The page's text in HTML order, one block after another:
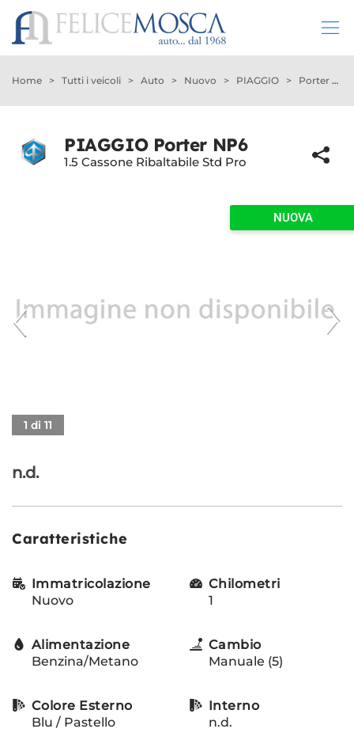
HOME
ACQUISTIAMO USATO
ASSISTENZA
CONTATTI
NEWS
Home > Tutti i veicoli > Auto > Nuovo > PIAGGIO > Porter NP6
PIAGGIO Porter NP6
1.5 Cassone Ribaltabile Std Pro
NUOVA
1 di 11
n.d.
Caratteristiche
Immatricolazione
Nuovo
Chilometri
1
Alimentazione
Benzina/Metano
Cambio
Manuale (5)
Colore Esterno
Blu / Pastello
Interno
n.d.